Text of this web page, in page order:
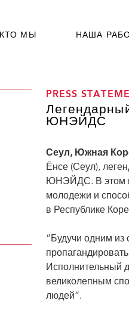
КТО МЫ НАША
PRESS
ЮНЭЙДС
Сеул, Южная
Ёнсе (Сеул),
ЮНЭЙДС. В этом
молодежи и
в Республике
“Будучи одним
Исполнительный
великолепным
людей”.